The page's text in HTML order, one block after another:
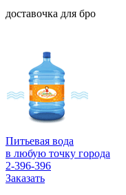
доставочка для бро
Питьевая вода
в любую точку города
2-396-396
Заказать